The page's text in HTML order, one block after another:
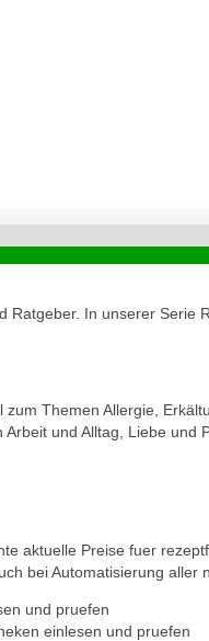
Ratgeber. In unserer Serie
Themen Allergie,
und Alltag, Liebe und
aktuelle Preise fuer
bei Automatisierung aller
und pruefen
einlesen und pruefen